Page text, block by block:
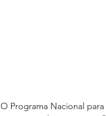
O Programa Nacional